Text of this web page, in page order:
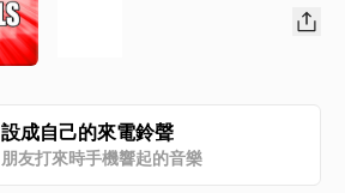
設成自己的來電鈴聲
朋友打來時手機響起的音樂